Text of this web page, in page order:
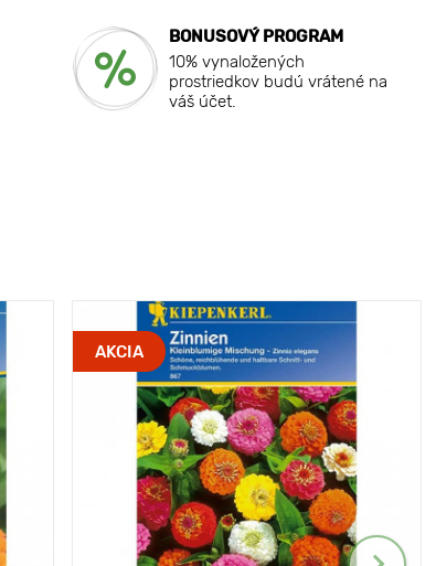
BONUSOVÝ PROGRAM
10% vynaložených
prostriedkov budú vrátené na
váš účet.
AKCIA